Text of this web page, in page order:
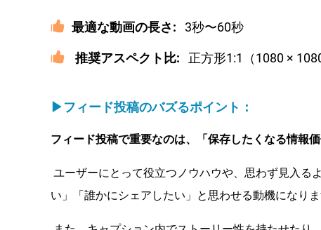
最適な動画の長さ: 3秒〜60秒
推奨アスペクト比:
正方形1:1（1080 ×
▶フィード投稿のバズるポイント：
フィード投稿で重要なのは、「保存したくなる情報
ユーザーにとって役立つノウハウや、思わず見入る
い」「誰かにシェアしたい」と思わせる動機になりま